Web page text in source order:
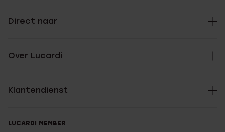
Direct naar
Over Lucardi
Klantendienst
LUCARDI MEMBER